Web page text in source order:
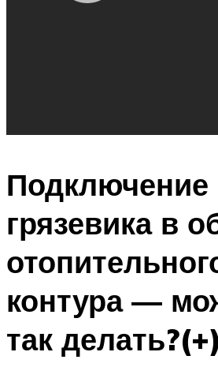
Подключение
грязевика в
контура —
так делать?(+)